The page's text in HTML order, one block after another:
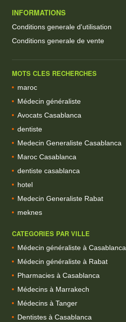
INFORMATIONS
Conditions generale d'utilisation
Conditions generale de vente
MOTS CLES RECHERCHES
maroc
Médecin généraliste
Avocats Casablanca
dentiste
Medecin Generaliste Casablanca
Maroc Casablanca
dentiste casablanca
hotel
Medecin Generaliste Rabat
meknes
CATEGORIES PAR VILLE
Médecin généraliste à Casablanca
Médecin généraliste à Rabat
Pharmacies à Casablanca
Médecins à Marrakech
Médecins à Tanger
Dentistes à Casablanca